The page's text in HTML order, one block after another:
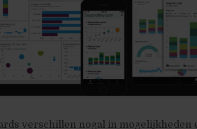
verschillen nogal in mogelijkheden